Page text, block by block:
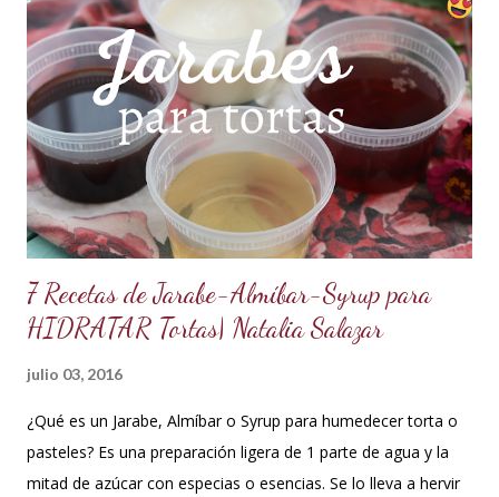
formas con el mismo resultado, obteniendo un Ganache, que
es una crema que tiene una parte de chocolate y otra parte
de crema de leche o nata, más información de lo que es un
ganache aquí en mi Blog. 😉 Ingredientes: (Proporción 3x1)
600 g de chocolate blanco (sucedáneo para resistir climas
cálidos) 200 g de crema para batir vegetal (crema para batir
para hacer Chantilly vegetal) Preparación: Coloca el chocolate
y...
7 Recetas de Jarabe-Almíbar-Syrup para
HIDRATAR Tortas| Natalia Salazar
julio 03, 2016
¿Qué es un Jarabe, Almíbar o Syrup para humedecer torta o
pasteles? Es una preparación ligera de 1 parte de agua y la
mitad de azúcar con especias o esencias. Se lo lleva a hervir